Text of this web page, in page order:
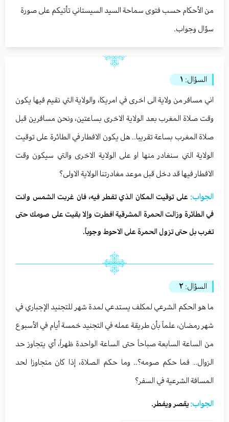
من الأحكام حسب فتوى سماحة السيد السيستاني تأتيكم على صورة
سؤال وجواب.
السؤال: ١
اني مسافر من ولاية الى اخرى في امريكا، والولاية التي نقيم فيها يكون
وقت صلاة المغرب بعد الولاية الاخرى بساعتين، ونحن مسافرين قبل
صلاة المغرب بساعة تقريبا.. هل يكون الافطار في الطائرة على توقيت
الولاية التي سنغادر منها او على الولاية الاخرى والتي سيكون وقت
الافطار فيها قد دخل قبل موعد مغادرتنا الولاية الاولى؟
الجواب: على توقيت المكان الذي تفطر فيه، فان غربت الشمس وانت
في الطائرة وزالت الحمرة المشرقية افطرت وإلا بقيت على صومك حتى
تغرب بل حتى تزول الحمرة على الاحوط وجوباً.
السؤال: ٢
ما هو الحكم الشرعي لمكلف يستدعي لمدة شهر للتجنيد الإجباري في
شهر رمضان، علماً بأن طريقة عمله في التجنيد خمسة أيام في الأسبوع
من الساعة السابعة صباحاً حتى الساعة الواحدة ظهراً، أي يتجاوز حد
الزوال.. فما حكم صومه؟.. وما حكم الصلاة، إذا كان متجاوزا لحد
المسافة الشرعية في السفر؟
الجواب: يقصر ويفطر.